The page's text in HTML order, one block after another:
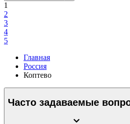
1
2
3
4
5
Главная
Россия
Коптево
Часто задаваемые